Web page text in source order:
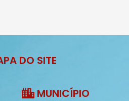
DO SITE
MUNICÍPIO